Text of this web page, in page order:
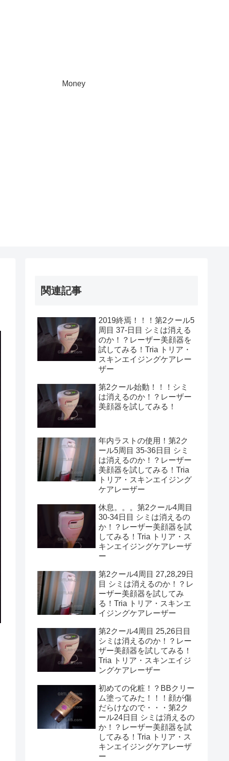
Money
関連記事
2019終焉！！！第2クール5
周目 37-日目 シミは消える
のか！？レーザー美顔器を
試してみる！Tria トリア・
スキンエイジングケアレー
ザー
第2クール始動！！！シミ
は消えるのか！？レーザー
美顔器を試してみる！
年内ラストの使用！第2ク
ール5周目 35-36日目 シミ
は消えるのか！？レーザー
美顔器を試してみる！Tria
トリア・スキンエイジング
ケアレーザー
休息。。。第2クール4周目
30-34日目 シミは消えるの
か！？レーザー美顔器を試
してみる！Tria トリア・ス
キンエイジングケアレーザ
ー
第2クール4周目 27,28,29日
目 シミは消えるのか！？レ
ーザー美顔器を試してみ
る！Tria トリア・スキンエ
イジングケアレーザー
第2クール4周目 25,26日目
シミは消えるのか！？レー
ザー美顔器を試してみる！
Tria トリア・スキンエイジ
ングケアレーザー
初めての化粧！？BBクリー
ム塗ってみた！！！顔が傷
だらけなので・・・第2ク
ール24日目 シミは消えるの
か！？レーザー美顔器を試
してみる！Tria トリア・ス
キンエイジングケアレーザ
ー